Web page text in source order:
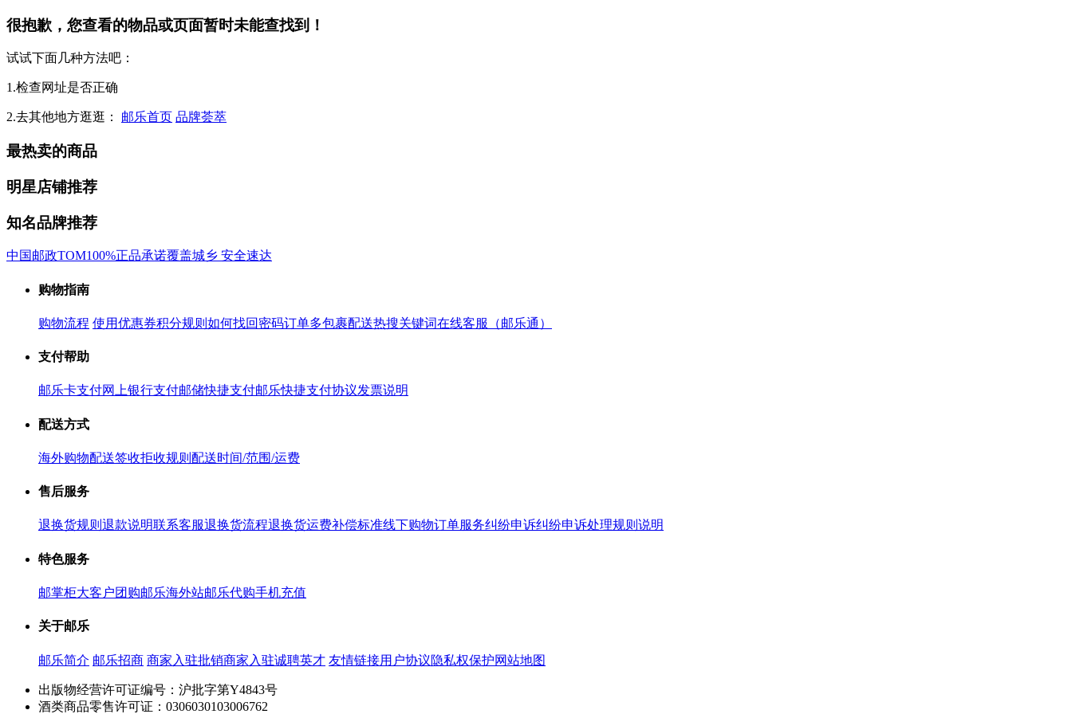
很抱歉，您查看的物品或页面暂时未能查找到！
试试下面几种方法吧：
1.检查网址是否正确
2.去其他地方逛逛： 邮乐首页 品牌荟萃
最热卖的商品
明星店铺推荐
知名品牌推荐
中国邮政TOM100%正品承诺覆盖城乡 安全速达
购物指南
购物流程 使用优惠券积分规则 如何找回密码订单多包裹配送热搜关键词在线客服（邮乐通）
支付帮助
邮乐卡支付网上银行支付邮储快捷支付邮乐快捷支付协议发票说明
配送方式
海外购物配送签收拒收规则 配送时间/范围/运费
售后服务
退换货规则 退款说明联系客服退换货流程退换货运费补偿标准线下购物订单服务纠纷申诉纠纷申诉处理规则说明
特色服务
邮掌柜大客户团购邮乐海外站邮乐代购手机充值
关于邮乐
邮乐简介 邮乐招商 商家入驻批销商家入驻诚聘英才 友情链接用户协议隐私权保护网站地图
出版物经营许可证编号：沪批字第Y4843号
酒类商品零售许可证：0306030103006762